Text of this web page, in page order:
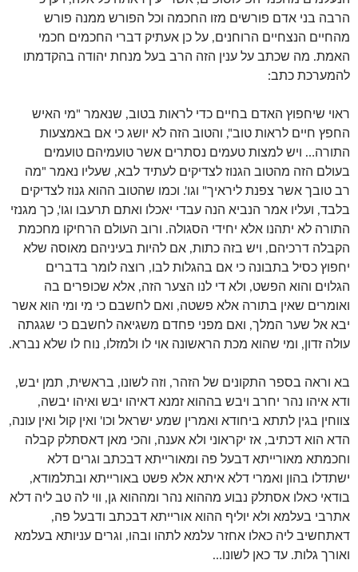
הרבה בני אדם פורשים מזו החכמה וכל הפורש ממנה פורש
מהחיים הנצחיים הרוחנים, על כן אעתיק דברי החכמים חכמי
האמת. מה שכתב על ענין הזה הרב בעל מנחת יהודה בהקדמתו
להמערכת כתב:
ראוי שיחפוץ האדם בחיים כדי לראות בטוב, שנאמר "מי האיש
החפץ חיים לראות טוב", והטוב הזה לא יושג כי אם באמצעות
התורה… ויש למצות טעמים נסתרים אשר טועמיהם טועמים
בעולם הזה מהטוב הגנוז לצדיקים לעתיד לבא, שעליו נאמר "מה
רב טובך אשר צפנת ליראיך" וגו'. וכמו שהטוב ההוא גנוז לצדיקים
בלבד, ועליו אמר הנביא הנה עבדי יאכלו ואתם תרעבו וגו', כך מגנזי
התורה לא יתהנו אלא יחידי הסגולה. ורוב העולם הרחיקו מחכמת
הקבלה דרכיהם, ויש בזה כתות, אם להיות בעיניהם מאוסה שלא
יחפוץ כסיל בתבונה כי אם בהגלות לבו, רוצה לומר בדברים
הגלוים והוא הפשט, ולא די לנו הצער הזה, אלא שכופרים בה
ואומרים שאין בתורה אלא פשטה, ואם לחשבם כי מי ומי הוא אשר
יבא אל שער המלך, ואם מפני פחדם משגיאה לחשבם כי שגגתה
עולה זדון, ומי שהוא מכת הראשונה אוי לו ולמזלו, נוח לו שלא נברא.
בא וראה בספר התקונים של הזהר, וזה לשונו, בראשית, תמן יבש,
ודא איהו נהר יחרב ויבש בההוא זמנא דאיהו יבש ואיהו יבשה,
צווחין בגין לתתא ביחודא ואמרין שמע ישראל וכו' ואין קול ואין עונה,
הדא הוא דכתיב, אז יקראוני ולא אענה, והכי מאן דאסתלק קבלה
וחכמתא מאורייתא דבעל פה ומאורייתא דבכתב וגרים דלא
ישתדלו בהון ואמרי דלא איתא אלא פשט באורייתא ובתלמודא,
בודאי כאלו אסתלק נבוע מההוא נהר ומההוא גן, ווי לה טב ליה דלא
אתרבי בעלמא ולא יוליף ההוא אורייתא דבכתב ודבעל פה,
דאתחשיב ליה כאלו אחזר עלמא לתהו ובהו, וגרים עניותא בעלמא
ואורך גלות. עד כאן לשונו…